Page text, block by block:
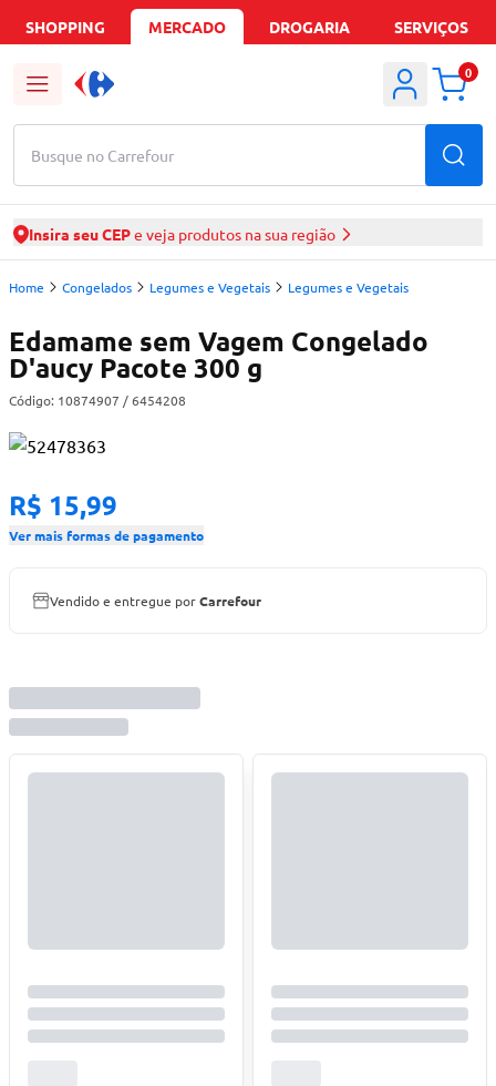
SHOPPING MERCADO DROGARIA SERVIÇOS
Busque no Carrefour
0
Insira seu CEPe veja produtos na sua região
Home Congelados Legumes e Vegetais Legumes e Vegetais
Edamame sem Vagem Congelado
D'aucy Pacote 300 g
Código: 10874907 / 6454208
R$ 15,99
Ver mais formas de pagamento
Vendido e entregue porCarrefour